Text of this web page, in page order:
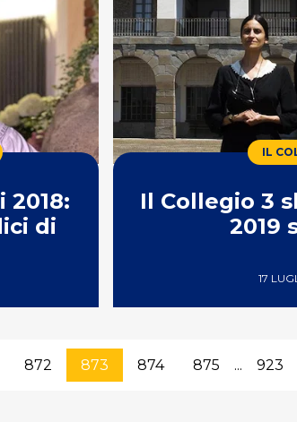
di
IL
Il Collegio 3
2019
17
872 873 874 875 ... 923